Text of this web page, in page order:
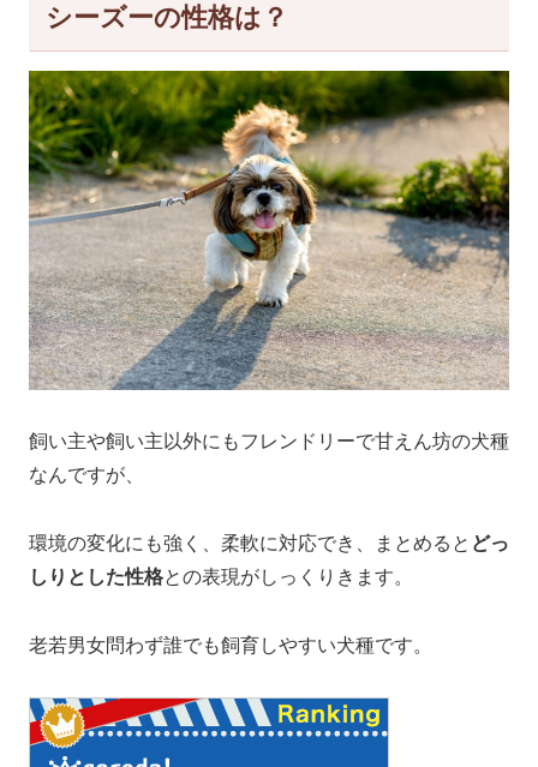
シーズーの性格は？
飼い主や飼い主以外にもフレンドリーで甘えん坊の犬種
なんですが、
環境の変化にも強く、柔軟に対応でき、まとめると どっ
しりとした性格との表現がしっくりきます。
老若男女問わず誰でも飼育しやすい犬種です。